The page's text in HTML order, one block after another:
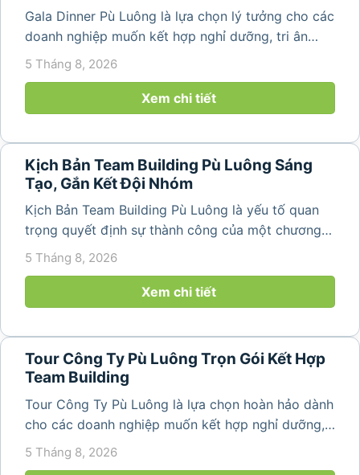
Gala Dinner Pù Luông là lựa chọn lý tưởng cho các
doanh nghiệp muốn kết hợp nghỉ dưỡng, tri ân
nhân viên và xây dựng tinh thần đồng đội trong
không gian thiên nhiên yên bình. Với khung cảnh
núi rừng hùng vĩ, không khí...
5 Tháng 8, 2026
Xem chi tiết
Kịch Bản Team Building Pù Luông Sáng
Tạo, Gắn Kết Đội Nhóm
Kịch Bản Team Building Pù Luông là yếu tố quan
trọng quyết định sự thành công của một chương
trình du lịch doanh nghiệp. Một kịch bản được xây
giây vui vẻ, sôi động mà còn...
5 Tháng 8, 2026
Xem chi tiết
Tour Công Ty Pù Luông Trọn Gói Kết Hợp
Team Building
Tour Công Ty Pù Luông là lựa chọn hoàn hảo dành
cho các doanh nghiệp muốn kết hợp nghỉ dưỡng,
team building và gắn kết tập thể trong không gian
thiên nhiên trong lành. Chỉ cách Hà Nội và Thanh
5 Tháng 8, 2026